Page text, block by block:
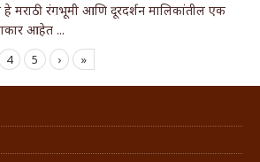
मराठी रंगभूमी आणि दूरदर्शन मालिकांतील एक
आहेत ...
4 5 › »